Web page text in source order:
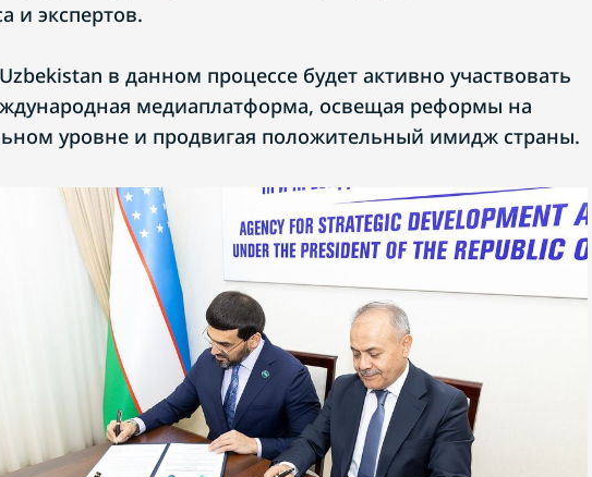
и экспертов.
в данном процессе будет активно участвовать
медиаплатформа, освещая реформы на
уровне и продвигая положительный имидж страны.